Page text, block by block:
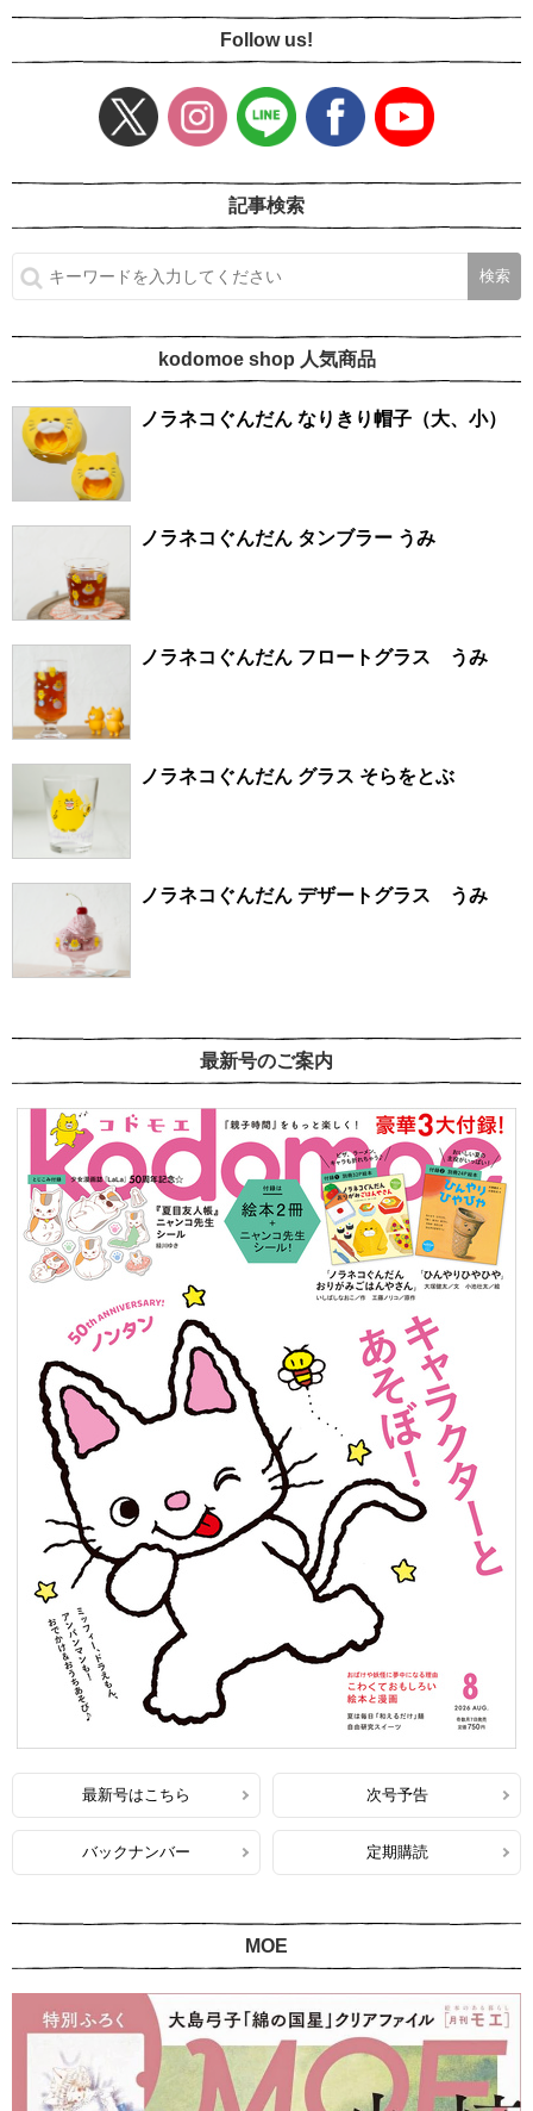
Follow us!
記事検索
kodomoe shop 人気商品
ノラネコぐんだん なりきり帽子（大、小）
ノラネコぐんだん タンブラー うみ
ノラネコぐんだん フロートグラス うみ
ノラネコぐんだん グラス そらをとぶ
ノラネコぐんだん デザートグラス うみ
最新号のご案内
最新号はこちら 次号予告
バックナンバー 定期購読
MOE